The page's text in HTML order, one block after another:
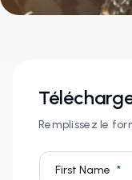
Remplissez le